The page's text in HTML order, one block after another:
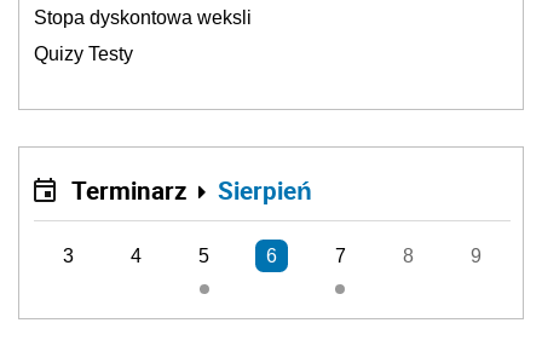
Stopa dyskontowa weksli
Quizy Testy
Terminarz Sierpień
3 4 5 6 7 8 9